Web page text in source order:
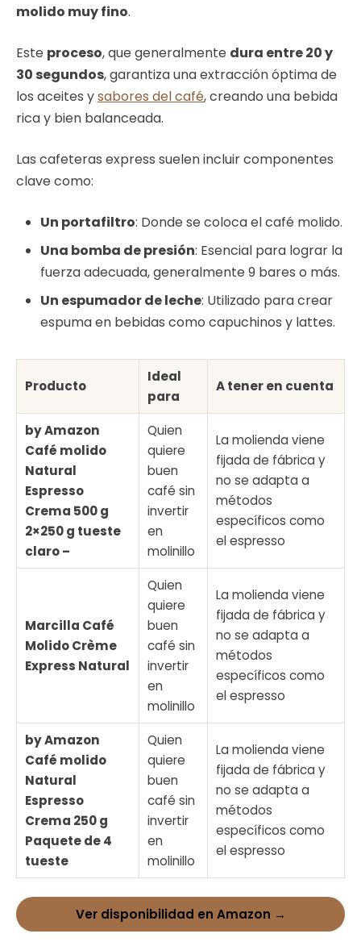
molido muy fino.
Este proceso, que generalmente dura entre 20 y
30 segundos, garantiza una extracción óptima de
los aceites ysabores del café, creando una bebida
rica y bien balanceada.
Las cafeteras express suelen incluir componentes
clave como:
Un portafiltro: Donde se coloca el café molido.
Una bomba de presión: Esencial para lograr la
fuerza adecuada, generalmente 9 bares o más.
Un espumador de leche: Utilizado para crear
espuma en bebidas como capuchinos y lattes.
Producto
Ideal
para
A tener en cuenta
by Amazon
Café molido
Natural
Espresso
Crema 500 g
2×250 g tueste
claro –
Quien
quiere
buen
café sin
invertir
en
molinillo
La molienda viene
fijada de fábrica y
no se adapta a
métodos
específicos como
el espresso
Marcilla Café
Molido Crème
Express Natural
Quien
quiere
buen
café sin
invertir
en
molinillo
La molienda viene
fijada de fábrica y
no se adapta a
métodos
específicos como
el espresso
by Amazon
Café molido
Natural
Espresso
Crema 250 g
Paquete de 4
tueste
Quien
quiere
buen
café sin
invertir
en
molinillo
La molienda viene
fijada de fábrica y
no se adapta a
métodos
específicos como
el espresso
Ver disponibilidad en Amazon →